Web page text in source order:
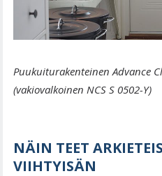
Puukuiturakenteinen Advance
(vakiovalkoinen NCS S 0502-Y)
NÄIN TEET
VIIHTYISÄN